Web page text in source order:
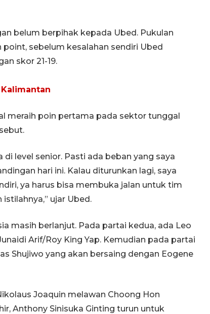
belum berpihak kepada Ubed. Pukulan
sebelum kesalahan sendiri Ubed
skor 21-19.
meraih poin pertama pada sektor tunggal
level senior. Pasti ada beban yang saya
hari ini. Kalau diturunkan lagi, saya
ya harus bisa membuka jalan untuk tim
ujar Ubed.
masih berlanjut. Pada partai kedua, ada Leo
Arif/Roy King Yap. Kemudian pada partai
Shujiwo yang akan bersaing dengan Eogene
Joaquin melawan Choong Hon
Anthony Sinisuka Ginting turun untuk